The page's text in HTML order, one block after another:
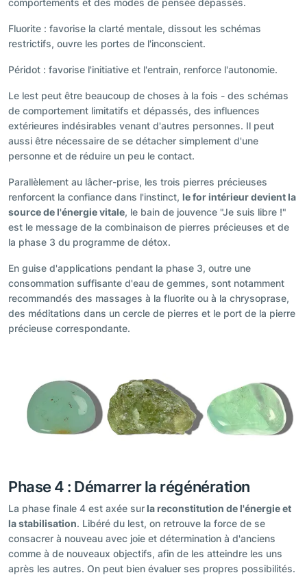
comportements et des modes de pensée dépassés.
Fluorite : favorise la clarté mentale, dissout les schémas
restrictifs, ouvre les portes de l'inconscient.
Péridot : favorise l'initiative et l'entrain, renforce l'autonomie.
Le lest peut être beaucoup de choses à la fois - des schémas
de comportement limitatifs et dépassés, des influences
extérieures indésirables venant d'autres personnes. Il peut
aussi être nécessaire de se détacher simplement d'une
personne et de réduire un peu le contact.
Parallèlement au lâcher-prise, les trois pierres précieuses
renforcent la confiance dans l'instinct, le for intérieur devient la
source de l'énergie vitale, le bain de jouvence "Je suis libre !"
est le message de la combinaison de pierres précieuses et de
la phase 3 du programme de détox.
En guise d'applications pendant la phase 3, outre une
consommation suffisante d'eau de gemmes, sont notamment
recommandés des massages à la fluorite ou à la chrysoprase,
des méditations dans un cercle de pierres et le port de la pierre
précieuse correspondante.
Phase 4 : Démarrer la régénération
La phase finale 4 est axée surla reconstitution de l'énergie et
la stabilisation. Libéré du lest, on retrouve la force de se
consacrer à nouveau avec joie et détermination à d'anciens
comme à de nouveaux objectifs, afin de les atteindre les uns
après les autres. On peut bien évaluer ses propres possibilités.